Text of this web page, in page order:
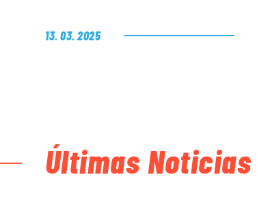
13. 03. 2025
Últimas Noticias